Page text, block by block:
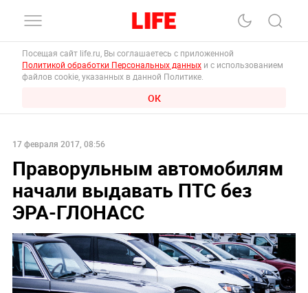
Посещая сайт life.ru, Вы соглашаетесь с приложенной
Политикой обработки Персональных данных и с использованием
файлов cookie, указанных в данной Политике.
ОК
17 февраля 2017, 08:56
Праворульным автомобилям
начали выдавать ПТС без
ЭРА-ГЛОНАСС